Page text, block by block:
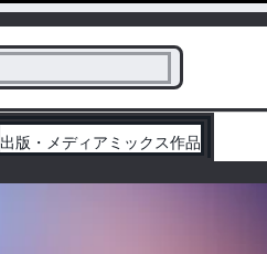
出版・メディアミックス作品